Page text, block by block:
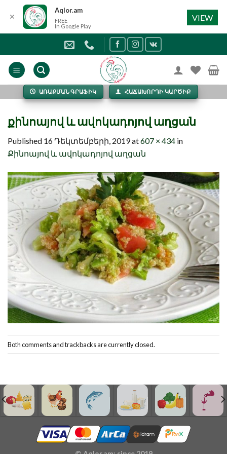
content
ԱՌԱՔՄԱՆ ԳՐԱՖԻԿ ՀԱՃԱԽՈՐԴԻ ԿԱՐԾԻՔ
քինոայով և ավոկադոյով աղցան
Published 16 Դեկտեմբերի, 2019at607 × 434 in
Քինոայով և ավոկադոյով աղցան
Both comments and trackbacks are currently closed.
✕
Aqlor.am
FREE
In Google Play
VIEW